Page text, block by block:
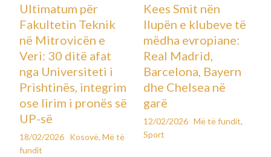
Ultimatum për
Fakultetin Teknik
në Mitrovicën e
Veri: 30 ditë afat
nga Universiteti i
Prishtinës, integrim
ose lirim i pronës së
UP-së
18/02/2026 Kosovë,Më të
fundit
Kees Smit nën
llupën e klubeve të
mëdha evropiane:
Real Madrid,
Barcelona, Bayern
dhe Chelsea në
garë
12/02/2026 Më të fundit,
Sport